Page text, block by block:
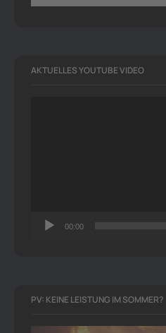
AKTUELLES YOUTUBE VIDEO
00:00
PV: KEINE LEISTUNG IM SOMMER?